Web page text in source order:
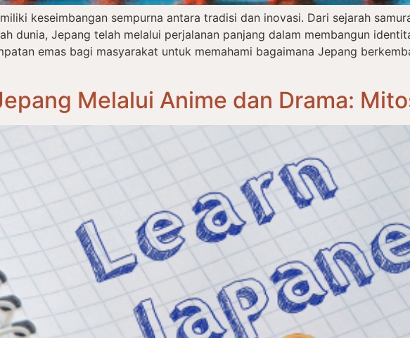
keseimbangan sempurna antara tradisi dan inovasi. Dari sejarah
dunia, Jepang telah melalui perjalanan panjang dalam membangun
emas bagi masyarakat untuk memahami bagaimana Jepang
Melalui Anime dan Drama: